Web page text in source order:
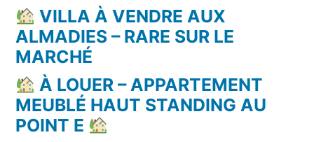
VILLA À VENDRE AUX
ALMADIES – RARE SUR LE
MARCHÉ
À LOUER – APPARTEMENT
MEUBLÉ HAUT STANDING AU
POINT E